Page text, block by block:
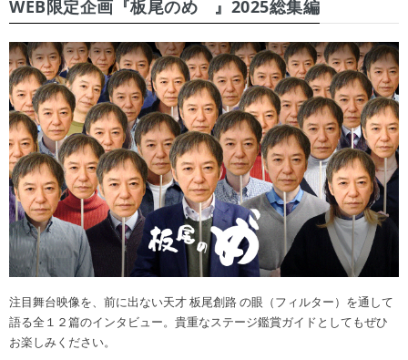
WEB限定企画『板尾のめ゙』2025総集編
注目舞台映像を、前に出ない天才 板尾創路 の眼（フィルター）を通して
語る全１２篇のインタビュー。貴重なステージ鑑賞ガイドとしてもぜひ
お楽しみください。